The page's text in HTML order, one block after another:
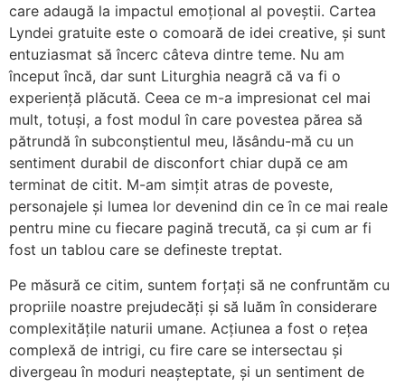
care adaugă la impactul emoțional al poveștii. Cartea
Lyndei gratuite este o comoară de idei creative, și sunt
entuziasmat să încerc câteva dintre teme. Nu am
început încă, dar sunt Liturghia neagră că va fi o
experiență plăcută. Ceea ce m-a impresionat cel mai
mult, totuși, a fost modul în care povestea părea să
pătrundă în subconștientul meu, lăsându-mă cu un
sentiment durabil de disconfort chiar după ce am
terminat de citit. M-am simțit atras de poveste,
personajele și lumea lor devenind din ce în ce mai reale
pentru mine cu fiecare pagină trecută, ca și cum ar fi
fost un tablou care se defineste treptat.
Pe măsură ce citim, suntem forțați să ne confruntăm cu
propriile noastre prejudecăți și să luăm în considerare
complexitățile naturii umane. Acțiunea a fost o rețea
complexă de intrigi, cu fire care se intersectau și
divergeau în moduri neașteptate, și un sentiment de